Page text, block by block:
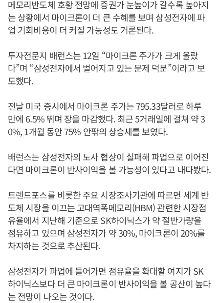
메모리반도체 호황 전망에 증권가 눈높이가 갈수록 높아지
는 상황에서 마이크론이 더 큰 수혜를 보며 삼성전자에 파
업 기회비용이 더 커질 가능성도 거론된다.
투자전문지 배런스는 12일 “마이크론 주가가 크게 올랐
다”며 “삼성전자에서 벌어지고 있는 문제 덕분”이라고 보
도했다.
전날 미국 증시에서 마이크론 주가는 795.33달러로 하루
만에 6.5% 뛰며 장을 마감했다. 최근 5거래일에 걸쳐 약 3
0%, 1개월 동안 75% 안팎의 상승세를 보였다.
배런스는 삼성전자의 노사 협상이 실패해 파업으로 이어진
다면 마이크론이 반사이익을 볼 가능성이 있다고 내다봤다.
트렌드포스를 비롯한 주요 시장조사기관에 따르면 세계 반
도체 시장을 이끄는 고대역폭메모리(HBM) 관련한 시장점
유율에서 지난해 기준으로 SK하이닉스가 약 절반가량을
점유하고 있으며 삼성전자가 약 30%, 마이크론이 20%를
차지하는 것으로 추산된다.
삼성전자가 파업에 들어가면 점유율을 확대할 여지가 SK
하이닉스보다 더 큰 마이크론이 반사이익을 볼 공산이 높다
는 전망이 나오는 것이다.